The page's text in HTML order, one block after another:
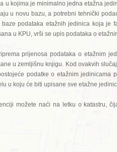
u kojima je minimalno jedna etažna
u novu bazu, a potrebni tehnički
podataka etažnih jedinica koja je
u KPU, vrši se upis podataka o
prijenosa podataka o etažnim
u zemljišnu knjigu. Kod ovakvih
podatke o etažnim jedinicama
u koju će biti upisane sve etažne
možete naći na letku o katastru,